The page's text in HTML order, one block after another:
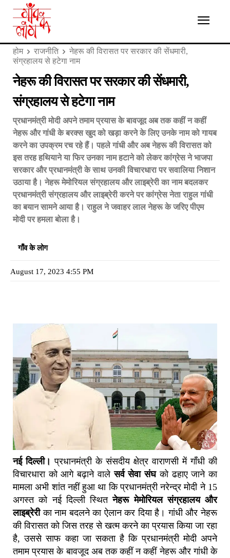
होम राजनीति
नेहरू की विरासत पर सरकार की सेंधमारी,
संग्रहालय से हटेगा नाम
नेहरू की विरासत पर सरकार की सेंधमारी,
संग्रहालय से हटेगा नाम
प्रधानमंत्री मोदी अपने तमाम प्रयास के बावजूद अब तक कहीं न कहीं
नेहरू और गांधी के बरक्स खुद को खड़ा करने के लिए उनके नाम को गायब
करने का उपक्रम रच रहे हैं। पहले गांधी और अब नेहरू की विरासत को
इस तरह हथियाने या फिर उनका नाम हटाने को लेकर कांग्रेस ने भाजपा
सरकार और प्रधानमंत्री के साथ उनकी विचारधारा पर सवालिया निशान
उठाया है। नेहरू मेमोरियल संग्रहालय और लाइब्रेरी का नाम बदलकर
प्रधानमंत्री संग्रहालय और लाइब्रेरी करने पर कांग्रेस नेता राहुल गांधी
का बयान सामने आया है। राहुल ने जवाहर लाल नेहरू के जरिए पीएम
मोदी पर हमला बोला है।
गाँव के लोग
August 17, 2023 4:55 PM
नई दिल्ली। प्रधानमंत्री के संसदीय क्षेत्र वाराणसी में गाँधी की
विचारधारा को आगे बढ़ाने वालेसर्व सेवा संघको ढहाए जाने का
मामला अभी शांत नहीं हुआ था कि प्रधानमंत्री नरेन्द्र मोदी ने 15
अगस्त को नई दिल्ली स्थितनेहरू मेमोरियल संग्रहालय और
लाइब्रेरीका नाम बदलने का ऐलान कर दिया है। गांधी और नेहरू
की विरासत को जिस तरह से खत्म करने का प्रयास किया जा रहा
है, उससे साफ कहा जा सकता है कि प्रधानमंत्री मोदी अपने
तमाम प्रयास के बावजूद अब तक कहीं न कहीं नेहरू और गांधी के